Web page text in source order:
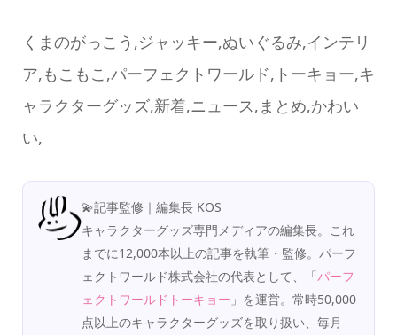
くまのがっこう,ジャッキー,ぬいぐるみ,インテリ
ア,もこもこ,パーフェクトワールド,トーキョー,キ
ャラクターグッズ,新着,ニュース,まとめ,かわい
い,
💫記事監修｜編集長 KOS
キャラクターグッズ専門メディアの編集長。これ
までに12,000本以上の記事を執筆・監修。パーフ
ェクトワールド株式会社の代表として、「パーフ
ェクトワールドトーキョー 」を運営。常時50,000
点以上のキャラクターグッズを取り扱い、毎月